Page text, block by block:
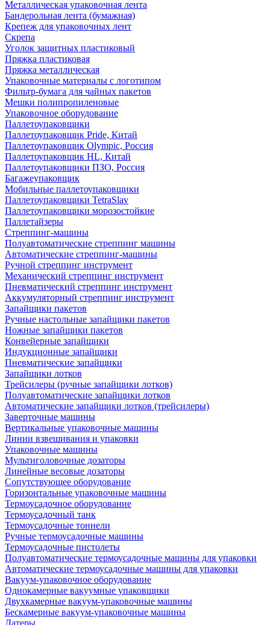
Металлическая упаковочная лента
Бандерольная лента (бумажная)
Крепеж для упаковочных лент
Скрепа
Уголок защитных пластиковый
Пряжка пластиковая
Пряжка металлическая
Упаковочные материалы с логотипом
Фильтр-бумага для чайных пакетов
Мешки полипропиленовые
Упаковочное оборудование
Паллетоупаковщики
Паллетоупаковщик Pride, Китай
Паллетоупаковщик Olympic, Россия
Паллетоупаковщик HL, Китай
Паллетоупаковщики ПЗО, Россия
Багажеупаковщик
Мобильные паллетоупаковщики
Паллетоупаковщики TetraSlav
Паллетоупаковщики морозостойкие
Паллетайзеры
Стреппинг-машины
Полуавтоматические стреппинг машины
Автоматические стреппинг-машины
Ручной стреппинг инструмент
Механический стреппинг инструмент
Пневматический стреппинг инструмент
Аккумуляторный стреппинг инструмент
Запайщики пакетов
Ручные настольные запайщики пакетов
Ножные запайщики пакетов
Конвейерные запайщики
Индукционные запайщики
Пневматические запайщики
Запайщики лотков
Трейсилеры (ручные запайщики лотков)
Полуавтоматические запайщики лотков
Автоматические запайщики лотков (трейсилеры)
Заверточные машины
Вертикальные упаковочные машины
Линии взвешивания и упаковки
Упаковочные машины
Мультиголовочные дозаторы
Линейные весовые дозаторы
Сопутствующее оборудование
Горизонтальные упаковочные машины
Термоусадочное оборудование
Термоусадочный танк
Термоусадочные тоннели
Ручные термоусадочные машины
Термоусадочные пистолеты
Полуавтоматические термоусадочные машины для упаковки
Автоматические термоусадочные машины для упаковки
Вакуум-упаковочное оборудование
Однокамерные вакуумные упаковщики
Двухкамерные вакуум-упаковочные машины
Бескамерные вакуум-упаковочные машины
Датеры